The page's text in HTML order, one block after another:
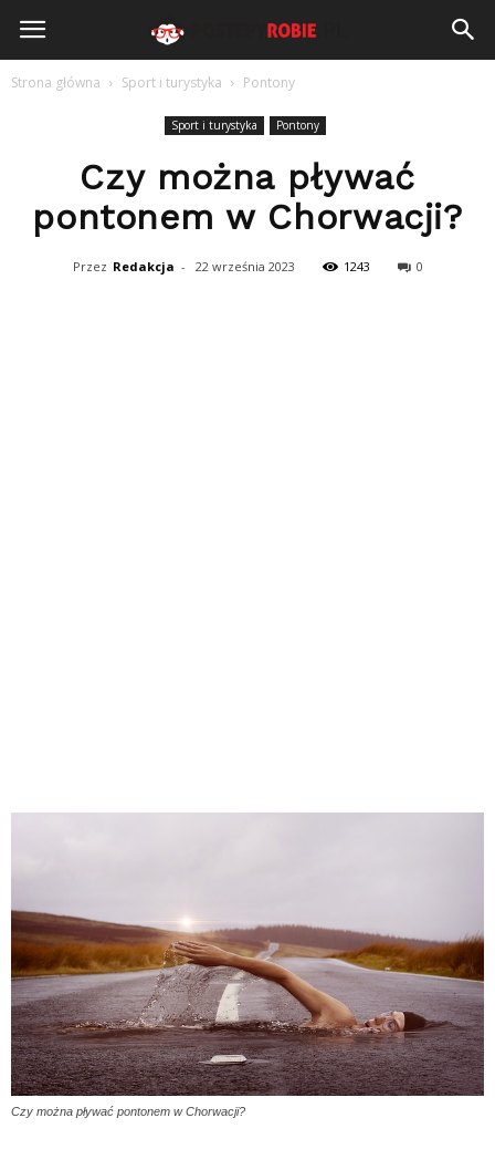
PostepyRobie.pl
Strona główna Sport i turystyka Pontony
Sport i turystyka Pontony
Czy można pływać
pontonem w Chorwacji?
Przez Redakcja - 22 września 2023 1243 0
Czy można pływać pontonem w Chorwacji?